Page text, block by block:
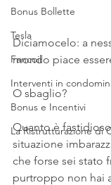
Bonus Bollette
Tesla
Fancoil
Interventi in
Bonus e Incentivi
La Ristrutturazione di
Diciamocelo: a
mondo piace
O sbaglio?
Quanto è
situazione
che forse sei stato
purtroppo non hai